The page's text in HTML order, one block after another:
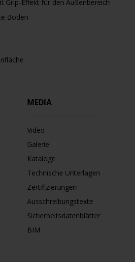
Grip-Effekt für den Außenbereich
Böden
MEDIA
Video
Galerie
Kataloge
Technische Unterlagen
Zertifizierungen
Ausschreibungstexte
Sicherheitsdatenblätter
BIM